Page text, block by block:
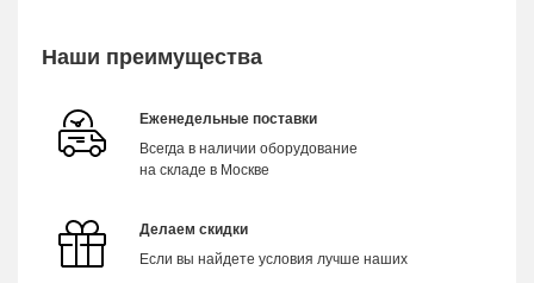
Наши преимущества
Еженедельные поставки
Всегда в наличии оборудование
на складе в Москве
Делаем скидки
Если вы найдете условия лучше наших